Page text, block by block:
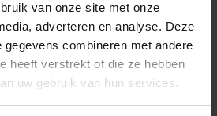
van onze site met onze
adverteren en analyse. Deze
gegevens combineren met andere
heeft verstrekt of die ze hebben
uw gebruik van hun services.